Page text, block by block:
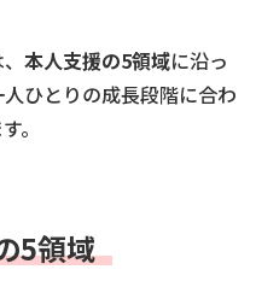
本人支援の5領域に沿っ
ひとりの成長段階に合わ
。
5領域